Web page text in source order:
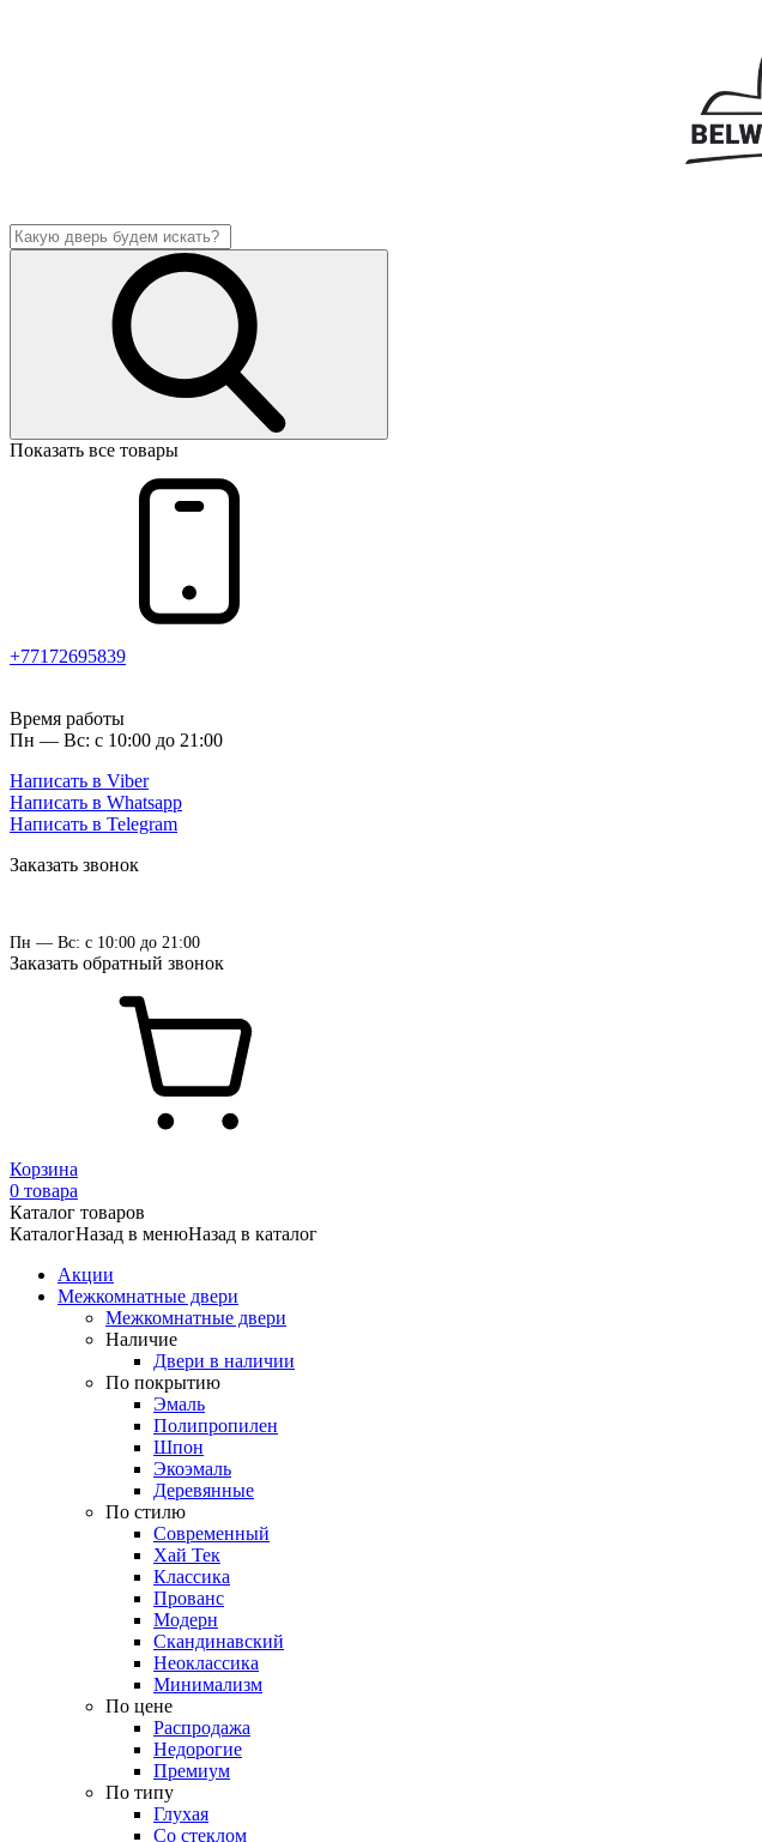
Показать все товары
+77172695839
Время работы
Пн — Вс: с 10:00 до 21:00
Написать в Viber
Написать в Whatsapp
Написать в Telegram
Заказать звонок
Пн — Вс: с 10:00 до 21:00
Заказать обратный звонок
Корзина
0 товара
Каталог товаров
КаталогНазад в менюНазад в каталог
Акции
Межкомнатные двери
Межкомнатные двери
Наличие
Двери в наличии
По покрытию
Эмаль
Полипропилен
Шпон
Экоэмаль
Деревянные
По стилю
Современный
Хай Тек
Классика
Прованс
Модерн
Скандинавский
Неоклассика
Минимализм
По цене
Распродажа
Недорогие
Премиум
По типу
Глухая
Со стеклом